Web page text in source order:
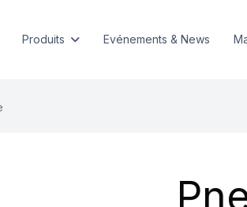
Produits Evénements & News